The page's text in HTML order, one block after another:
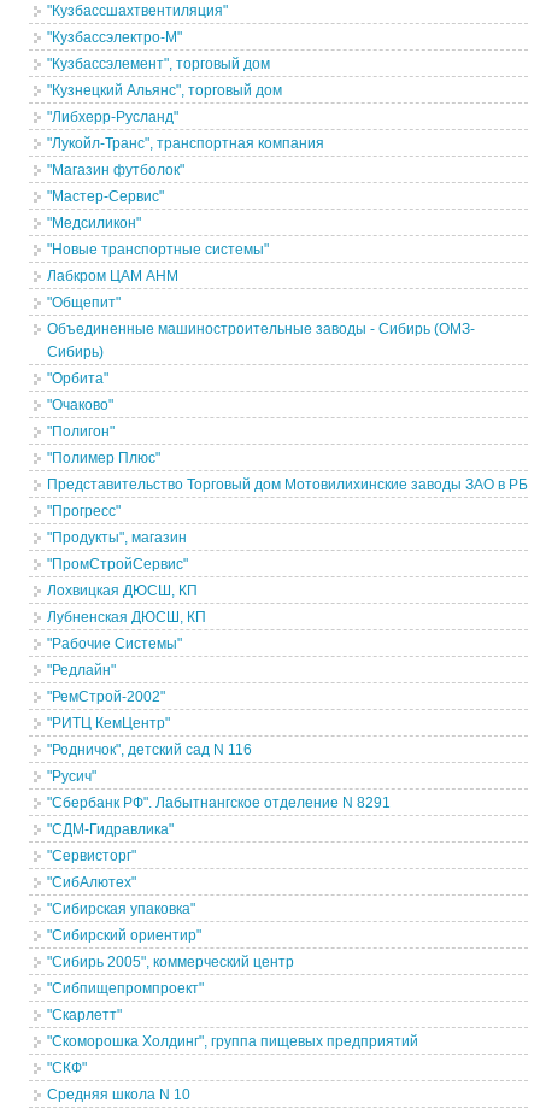
"Кузбассшахтвентиляция"
"Кузбассэлектро-М"
"Кузбассэлемент", торговый дом
"Кузнецкий Альянс", торговый дом
"Либхерр-Русланд"
"Лукойл-Транс", транспортная компания
"Магазин футболок"
"Мастер-Сервис"
"Медсиликон"
"Новые транспортные системы"
Лабкром ЦАМ АНМ
"Общепит"
Объединенные машиностроительные заводы - Сибирь (ОМЗ-
Сибирь)
"Орбита"
"Очаково"
"Полигон"
"Полимер Плюс"
Представительство Торговый дом Мотовилихинские заводы ЗАО в РБ
"Прогресс"
"Продукты", магазин
"ПромСтройСервис"
Лохвицкая ДЮСШ, КП
Лубненская ДЮСШ, КП
"Рабочие Системы"
"Редлайн"
"РемСтрой-2002"
"РИТЦ КемЦентр"
"Родничок", детский сад N 116
"Русич"
"Сбербанк РФ". Лабытнангское отделение N 8291
"СДМ-Гидравлика"
"Сервисторг"
"СибАлютех"
"Сибирская упаковка"
"Сибирский ориентир"
"Сибирь 2005", коммерческий центр
"Сибпищепромпроект"
"Скарлетт"
"Скоморошка Холдинг", группа пищевых предприятий
"СКФ"
Средняя школа N 10